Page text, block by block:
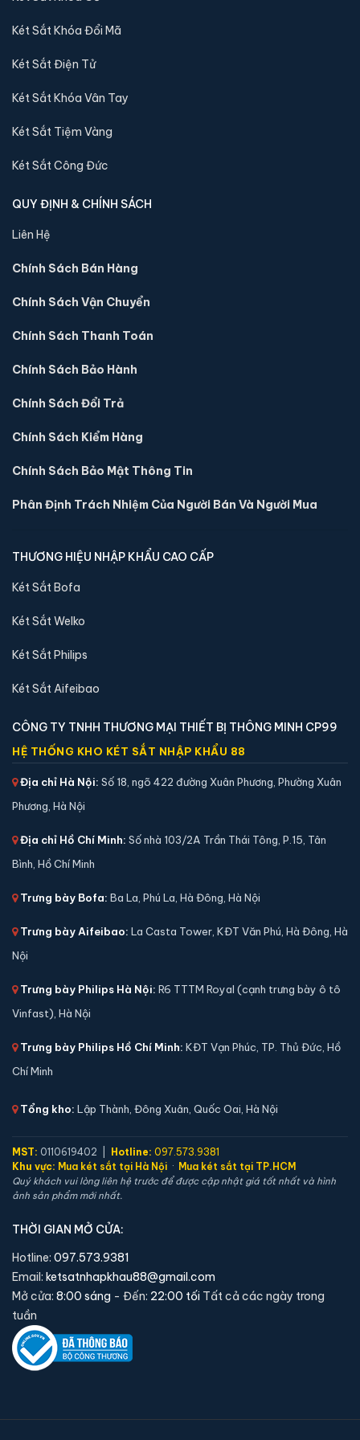
Sản phẩm cùng dòng Két sắt Việt Tiệp
Khám phá thêm các mẫu thuộc dòng
so sánh kích thước, công nghệ khoá và mức giá trước khi đặt
hàng.
Két sắt mini Việt Tiệp K-COT-25N-H khoá cơ chính
📐 Kích thước:38 x 46 x 38 cm
⚖️ Trọng lượng:45 kg
🛡️ Bảo hành:24 tháng
1,690,000 đ
Két sắt mini Việt Tiệp K-COT-25D-H khoá cơ chính
hãng
⚖️ Trọng lượng: 45 kg
🔒 Khoá:Khóa cơ
🛡️ Bảo hành:24 tháng
Xem chi tiết →
Két sắt mini Việt Tiệp K-DTT-25N-H điện tử chính
⚖️ Trọng lượng:45 kg
🔒 Khoá:Khóa điện tử
🛡️ Bảo hành:
24 tháng
1,990,000 đ
Xem chi tiết →
Két Sắt Khóa Đổi Mã
Két Sắt Điện Tử
Két Sắt Khóa Vân Tay
Két Sắt Tiệm Vàng
Két Sắt Công Đức
QUY ĐỊNH & CHÍNH SÁCH
Liên Hệ
Chính Sách Bán Hàng
Chính Sách Vận Chuyển
Chính Sách Thanh Toán
Chính Sách Bảo Hành
Chính Sách Đổi Trả
Chính Sách Kiểm Hàng
Chính Sách Bảo Mật Thông Tin
Phân Định Trách Nhiệm Của Người Bán Và Người Mua
THƯƠNG HIỆU NHẬP KHẨU CAO CẤP
Két Sắt Bofa
Két Sắt Welko
Két Sắt Philips
Két Sắt Aifeibao
CÔNG TY TNHH THƯƠNG MẠI THIẾT BỊ THÔNG MINH CP99
HỆ THỐNG KHO KÉT SẮT NHẬP KHẨU 88
Địa chỉ Hà Nội: Số 18, ngõ 422 đường Xuân Phương, Phường Xuân
Phương, Hà Nội
Địa chỉ Hồ Chí Minh: Số nhà 103/2A Trần Thái Tông, P.15, Tân
Bình, Hồ Chí Minh
Trưng bày Bofa: Ba La, Phú La, Hà Đông, Hà Nội
Trưng bày Aifeibao: La Casta Tower, KĐT Văn Phú, Hà Đông, Hà
Nội
Trưng bày Philips Hà Nội: R6 TTTM Royal (cạnh trưng bày ô tô
Vinfast), Hà Nội
Trưng bày Philips Hồ Chí Minh: KĐT Vạn Phúc, TP. Thủ Đức, Hồ
Chí Minh
Tổng kho: Lập Thành, Đông Xuân, Quốc Oai, Hà Nội
MST: 0110619402 | Hotline: 097.573.9381
Khu vực: Mua két sắt tại Hà Nội · Mua két sắt tại TP.HCM
Quý khách vui lòng liên hệ trước để được cập nhật giá tốt nhất và hình
ảnh sản phẩm mới nhất.
THỜI GIAN MỞ CỬA:
Hotline: 097.573.9381
Email: ketsatnhapkhau88@gmail.com
Mở cửa: 8:00 sáng - Đến: 22:00 tối Tất cả các ngày trong
tuần